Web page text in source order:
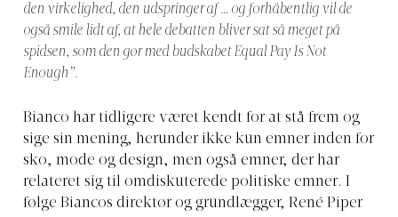
den virkelighed, den udspringer af … og forhåbentlig vil de
også smile lidt af, at hele debatten bliver sat så meget på
spidsen, som den gør med budskabet Equal Pay Is Not
Enough”.
Bianco har tidligere været kendt for at stå frem og
sige sin mening, herunder ikke kun emner inden for
sko, mode og design, men også emner, der har
relateret sig til omdiskuterede politiske emner. I
følge Biancos direktør og grundlægger, René Piper